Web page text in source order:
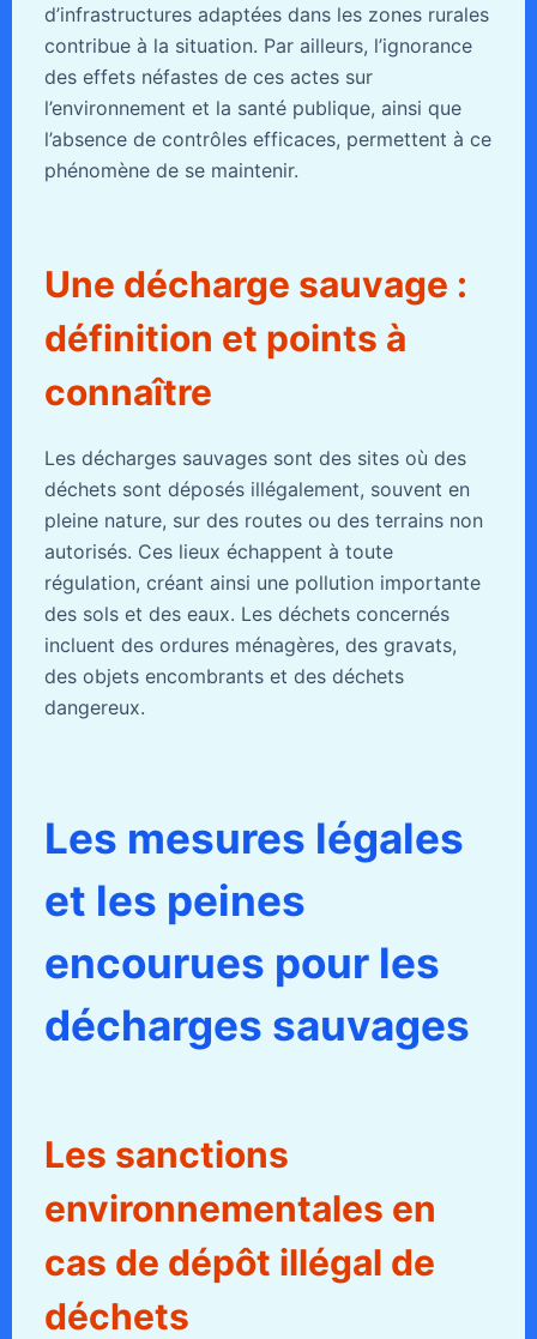
d’infrastructures adaptées dans les zones rurales
contribue à la situation. Par ailleurs, l’ignorance
des effets néfastes de ces actes sur
l’environnement et la santé publique, ainsi que
l’absence de contrôles efficaces, permettent à ce
phénomène de se maintenir.
Une décharge sauvage :
définition et points à
connaître
Les décharges sauvages sont des sites où des
déchets sont déposés illégalement, souvent en
pleine nature, sur des routes ou des terrains non
autorisés. Ces lieux échappent à toute
régulation, créant ainsi une pollution importante
des sols et des eaux. Les déchets concernés
incluent des ordures ménagères, des gravats,
des objets encombrants et des déchets
dangereux.
Les mesures légales
et les peines
encourues pour les
décharges sauvages
Les sanctions
environnementales en
cas de dépôt illégal de
déchets